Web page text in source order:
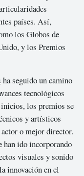
países. Así,
los Globos de
y los Premios
ha seguido un camino
tecnológicos
los premios se
y artísticos
o mejor director.
han ido incorporando
visuales y sonido
innovación en el